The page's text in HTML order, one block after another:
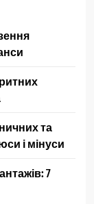
та
і мінуси
7